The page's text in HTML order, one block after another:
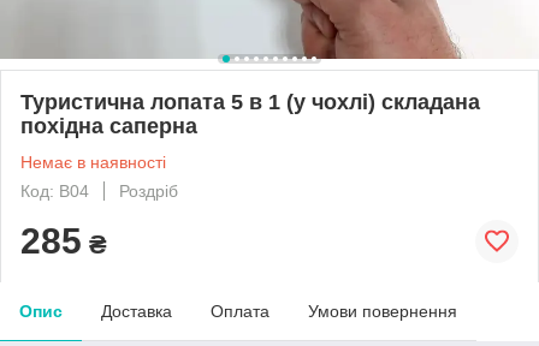
Туристична лопата 5 в 1 (у чохлі) складана
похідна саперна
Немає в наявності
Код: B04
Роздріб
285 ₴
Опис Доставка Оплата Умови повернення